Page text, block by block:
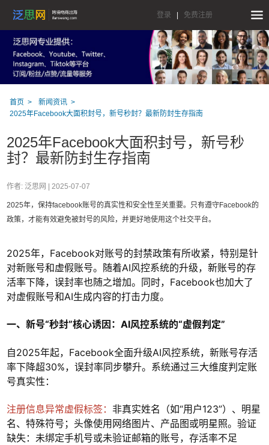
登录 免费注册
首页
新闻资讯
2025年Facebook大面积封号，新号秒封？最新防封生存指南
2025年Facebook大面积封号，新号秒
封？最新防封生存指南
作者: 泛思网 | 2025-07-07
2025年，保持facebook账号的真实性和安全性至关重要。只有遵守Facebook的
政策，才能有效避免被封号的风险，并更好地使用这个社交平台。
2025年，Facebook对账号的封禁政策有所收紧，特别是针
对新账号和虚假账号。随着AI风控系统的升级，新账号的存
活率下降，误封率也随之增加。同时，Facebook也加大了
对虚假账号和AI生成内容的打击力度。
一、新号“秒封”核心诱因：AI风控系统的“虚假判定”
自2025年起，Facebook全面升级AI风控系统，新账号存活
率下降超30%，误封率同步攀升。系统通过三大维度判定账
号真实性：
注册信息异常虚假标签： 非真实姓名（如“用户123”）、明星
名、特殊符号；头像使用网络图片、产品图或明星照。验证
缺失：未绑定手机号或未验证邮箱的账号，存活率不足